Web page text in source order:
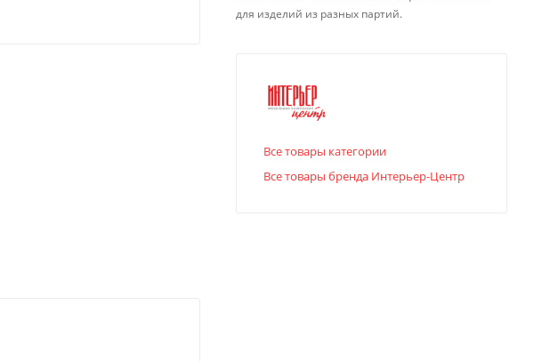
для изделий из разных партий.
Все товары категории
Все товары бренда Интерьер-Центр